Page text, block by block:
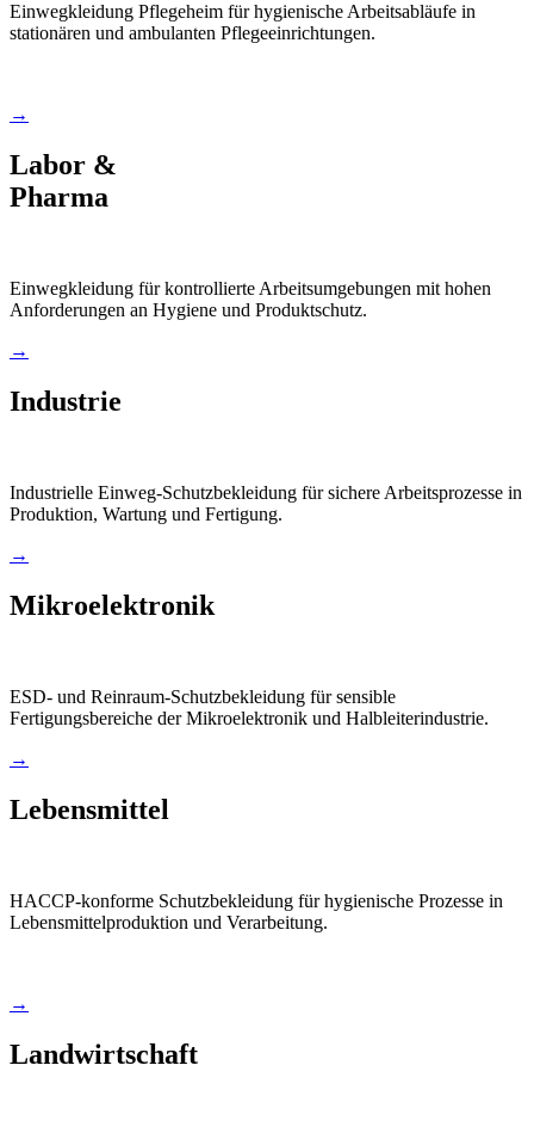
Einwegkleidung Pflegeheim für hygienische Arbeitsabläufe in
stationären und ambulanten Pflegeeinrichtungen.
→
Labor &
Pharma
Einwegkleidung für kontrollierte Arbeitsumgebungen mit hohen
Anforderungen an Hygiene und Produktschutz.
→
Industrie
Industrielle Einweg-Schutzbekleidung für sichere Arbeitsprozesse in
Produktion, Wartung und Fertigung.
→
Mikroelektronik
ESD- und Reinraum-Schutzbekleidung für sensible
Fertigungsbereiche der Mikroelektronik und Halbleiterindustrie.
→
Lebensmittel
HACCP-konforme Schutzbekleidung für hygienische Prozesse in
Lebensmittelproduktion und Verarbeitung.
→
Landwirtschaft